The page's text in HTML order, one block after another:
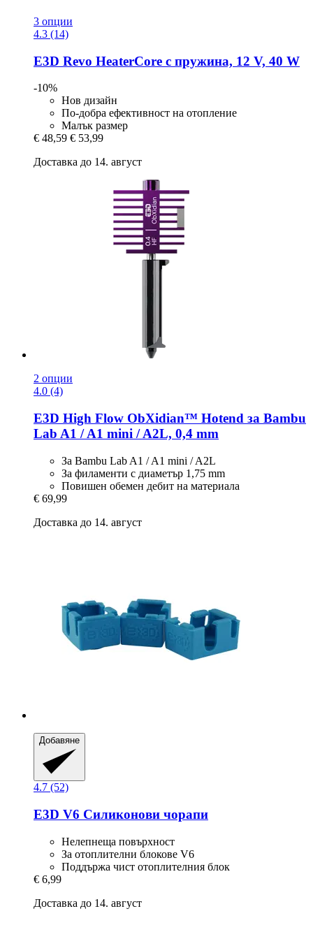
3 опции
4.3 (14)
E3D Revo HeaterCore с пружина, 12 V, 40 W
-10%
Нов дизайн
По-добра ефективност на отопление
Малък размер
€ 48,59 € 53,99
Доставка до 14. август
2 опции
4.0 (4)
E3D High Flow ObXidian™ Hotend за Bambu
Lab A1 / A1 mini / A2L, 0,4 mm
За Bambu Lab A1 / A1 mini / A2L
За филаменти с диаметър 1,75 mm
Повишен обемен дебит на материала
€ 69,99
Доставка до 14. август
Добавяне
4.7 (52)
E3D V6 Силиконови чорапи
Нелепнеща повърхност
За отоплителни блокове V6
Поддържа чист отоплителния блок
€ 6,99
Доставка до 14. август